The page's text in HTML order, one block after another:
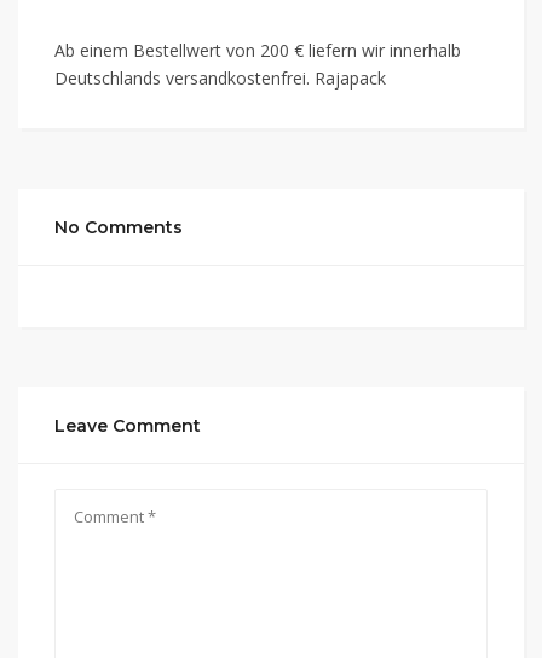
Ab einem Bestellwert von 200 € liefern wir innerhalb
Deutschlands versandkostenfrei. Rajapack
No Comments
Leave Comment